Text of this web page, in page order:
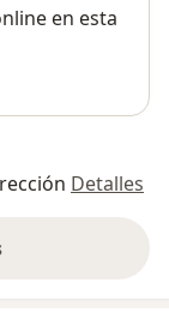
en esta
Detalles